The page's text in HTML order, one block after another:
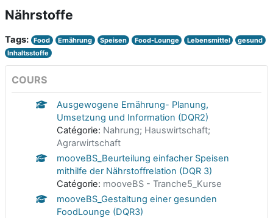
Nährstoffe
Tags: Food Ernährung Speisen Food-Lounge Lebensmittel
gesund
Inhaltsstoffe
COURS
Ausgewogene Ernährung- Planung,
Umsetzung und Information (DQR2)
Catégorie: Nahrung; Hauswirtschaft;
Agrarwirtschaft
mooveBS_Beurteilung einfacher Speisen
mithilfe der Nährstoffrelation (DQR 3)
Catégorie: mooveBS - Tranche5_Kurse
mooveBS_Gestaltung einer gesunden
FoodLounge (DQR3)